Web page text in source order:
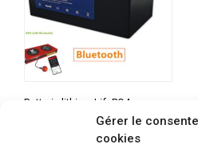
Gérer le
cookies
Batterie lithium LifePO4
36v 60Ah étanche pour